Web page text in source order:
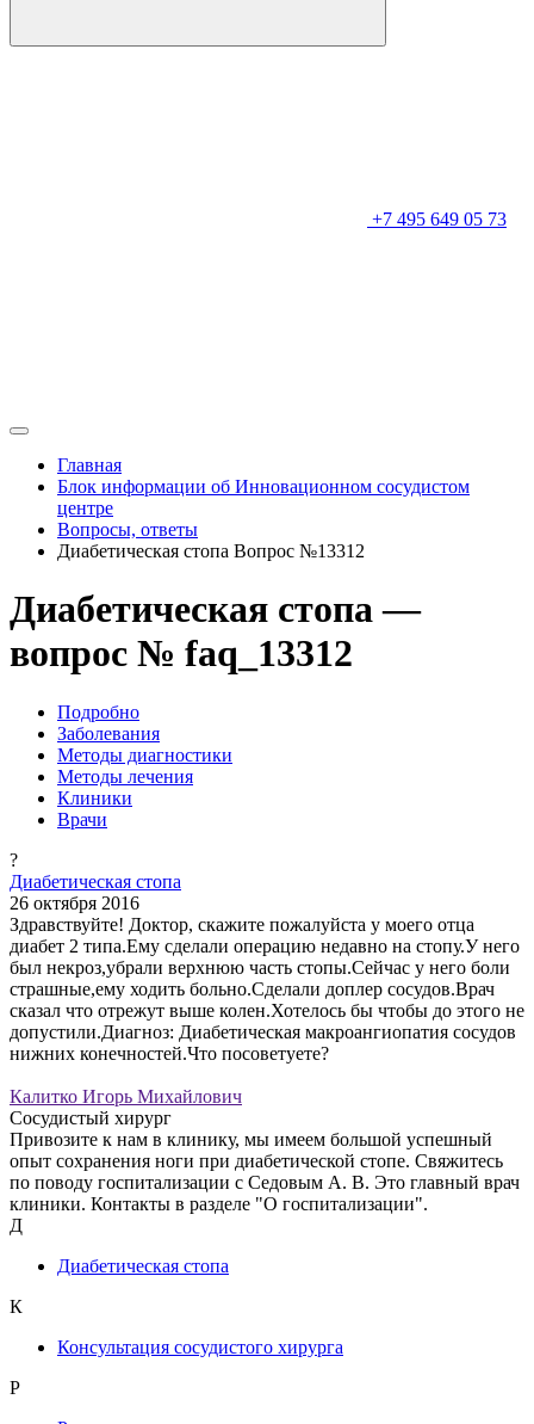
+7 495 649 05 73
Главная
Блок информации об Инновационном сосудистом
центре
Вопросы, ответы
Диабетическая стопа Вопрос №13312
Диабетическая стопа —
вопрос № faq_13312
Подробно
Заболевания
Методы диагностики
Методы лечения
Клиники
Врачи
?
Диабетическая стопа
26 октября 2016
Здравствуйте! Доктор, скажите пожалуйста у моего отца
диабет 2 типа.Ему сделали операцию недавно на стопу.У него
был некроз,убрали верхнюю часть стопы.Сейчас у него боли
страшные,ему ходить больно.Сделали доплер сосудов.Врач
сказал что отрежут выше колен.Хотелось бы чтобы до этого не
допустили.Диагноз: Диабетическая макроангиопатия сосудов
нижних конечностей.Что посоветуете?
Калитко Игорь Михайлович
Сосудистый хирург
Привозите к нам в клинику, мы имеем большой успешный
опыт сохранения ноги при диабетической стопе. Свяжитесь
по поводу госпитализации с Седовым А. В. Это главный врач
клиники. Контакты в разделе "О госпитализации".
Д
Диабетическая стопа
К
Консультация сосудистого хирурга
Р